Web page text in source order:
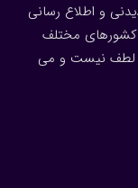
و اطلاع رسانی
کشورهای مختلف
لطف نیست و می